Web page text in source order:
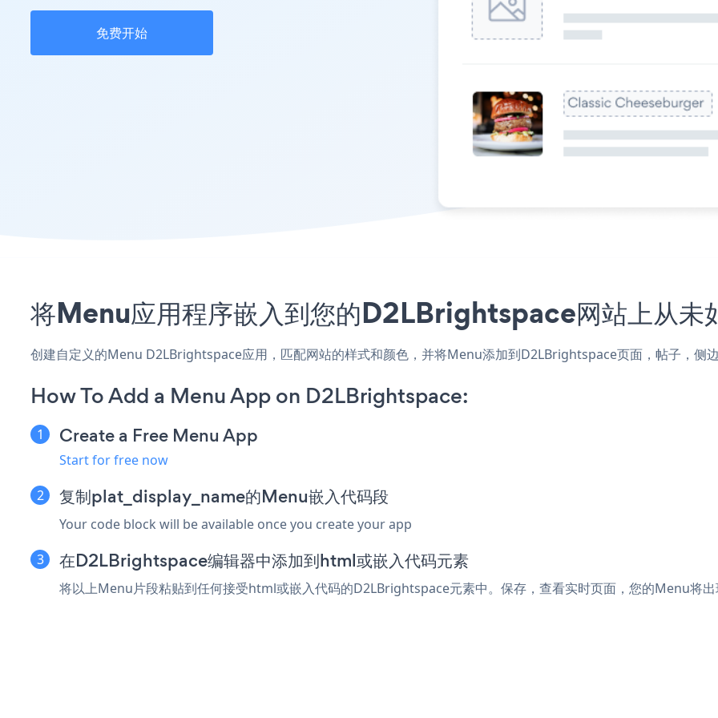
免费开始
将Menu应用程序嵌入到您的D2LBrightspace网站上从未
创建自定义的Menu D2LBrightspace应用，匹配网站的样式和颜色，并将Menu添加到D2LBrightspace页面，帖子，侧
How To Add a Menu App on D2LBrightspace:
Create a Free Menu App
Start for free now
复制plat_display_name的Menu嵌入代码段
Your code block will be available once you create your app
在D2LBrightspace编辑器中添加到html或嵌入代码元素
将以上Menu片段粘贴到任何接受html或嵌入代码的D2LBrightspace元素中。保存，查看实时页面，您的Menu将